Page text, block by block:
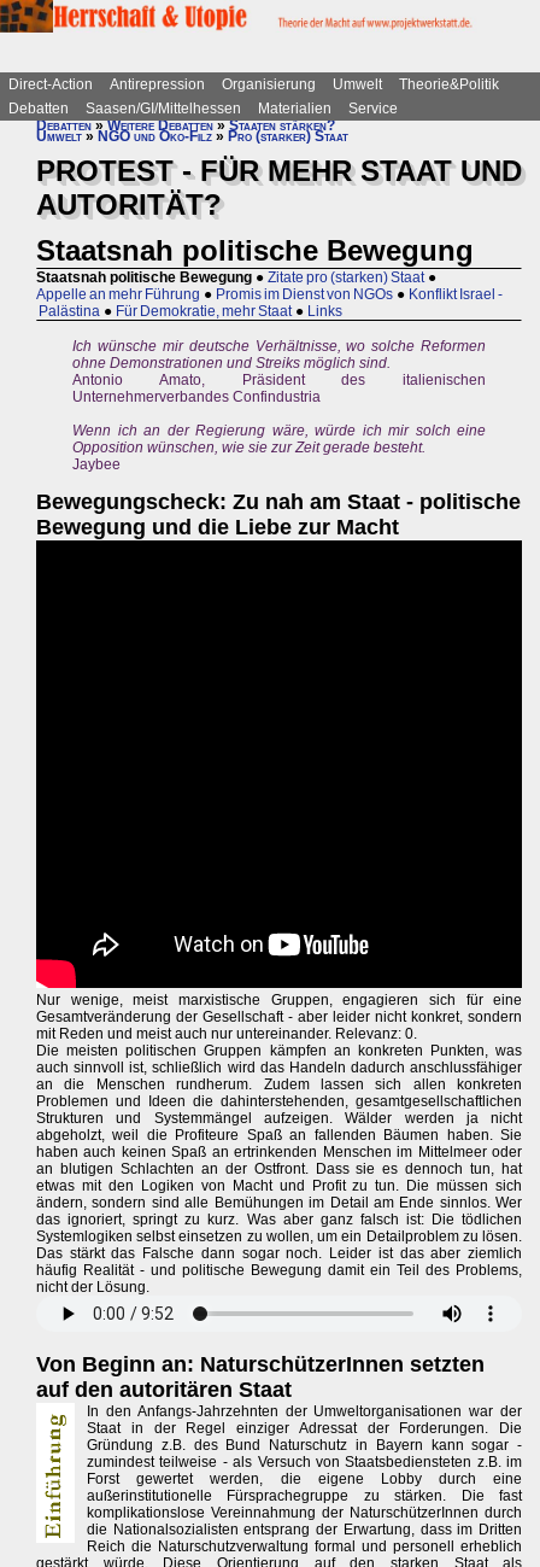
Direct-Action Antirepression Organisierung Umwelt
Theorie&Politik
Debatten
Saasen/GI/Mittelhessen Materialien
Service
Debatten»Weitere Debatten»Staaten stärken?
Umwelt » NGO und Öko-Filz » Pro (starker) Staat
PROTEST - FÜR MEHR STAAT UND
AUTORITÄT?
Staatsnah politische Bewegung
Staatsnah politische Bewegung ● Zitate pro (starken) Staat ●
Appelle an mehr Führung ● Promis im Dienst von NGOs ● Konflikt Israel -
Palästina ● Für Demokratie, mehr Staat ● Links
Ich wünsche mir deutsche Verhältnisse, wo solche Reformen
ohne Demonstrationen und Streiks möglich sind.
Antonio Amato, Präsident des italienischen
Unternehmerverbandes Confindustria
Wenn ich an der Regierung wäre, würde ich mir solch eine
Opposition wünschen, wie sie zur Zeit gerade besteht.
Jaybee
Bewegungscheck: Zu nah am Staat - politische
Bewegung und die Liebe zur Macht
Nur wenige, meist marxistische Gruppen, engagieren sich für eine
Gesamtveränderung der Gesellschaft - aber leider nicht konkret, sondern
mit Reden und meist auch nur untereinander. Relevanz: 0.
Die meisten politischen Gruppen kämpfen an konkreten Punkten, was
auch sinnvoll ist, schließlich wird das Handeln dadurch anschlussfähiger
an die Menschen rundherum. Zudem lassen sich allen konkreten
Problemen und Ideen die dahinterstehenden, gesamtgesellschaftlichen
Strukturen und Systemmängel aufzeigen. Wälder werden ja nicht
abgeholzt, weil die Profiteure Spaß an fallenden Bäumen haben. Sie
haben auch keinen Spaß an ertrinkenden Menschen im Mittelmeer oder
an blutigen Schlachten an der Ostfront. Dass sie es dennoch tun, hat
etwas mit den Logiken von Macht und Profit zu tun. Die müssen sich
ändern, sondern sind alle Bemühungen im Detail am Ende sinnlos. Wer
das ignoriert, springt zu kurz. Was aber ganz falsch ist: Die tödlichen
Systemlogiken selbst einsetzen zu wollen, um ein Detailproblem zu lösen.
Das stärkt das Falsche dann sogar noch. Leider ist das aber ziemlich
häufig Realität - und politische Bewegung damit ein Teil des Problems,
nicht der Lösung.
Von Beginn an: NaturschützerInnen setzten
auf den autoritären Staat
In den Anfangs-Jahrzehnten der Umweltorganisationen war der
Staat in der Regel einziger Adressat der Forderungen. Die
Gründung z.B. des Bund Naturschutz in Bayern kann sogar -
zumindest teilweise - als Versuch von Staatsbediensteten z.B. im
Forst gewertet werden, die eigene Lobby durch eine
außerinstitutionelle Fürsprachegruppe zu stärken. Die fast
komplikationslose Vereinnahmung der NaturschützerInnen durch
die Nationalsozialisten entsprang der Erwartung, dass im Dritten
Reich die Naturschutzverwaltung formal und personell erheblich